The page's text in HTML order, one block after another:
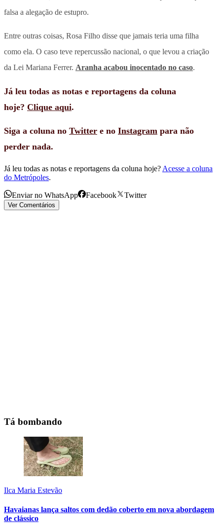
falsa a alegação de estupro.
Entre outras coisas, Rosa Filho disse que jamais teria uma filha
como ela. O caso teve repercussão nacional, o que levou a criação
da Lei Mariana Ferrer. Aranha acabou inocentado no caso.
Já leu todas as notas e reportagens da coluna
hoje? Clique aqui.
Siga a coluna no Twitter e no Instagram para não
perder nada.
Já leu todas as notas e reportagens da coluna hoje? Acesse a coluna
do Metrópoles.
Enviar no WhatsApp Facebook Twitter
Ver Comentários
Tá bombando
Ilca Maria Estevão
Havaianas lança saltos com dedão coberto em nova abordagem
de clássico